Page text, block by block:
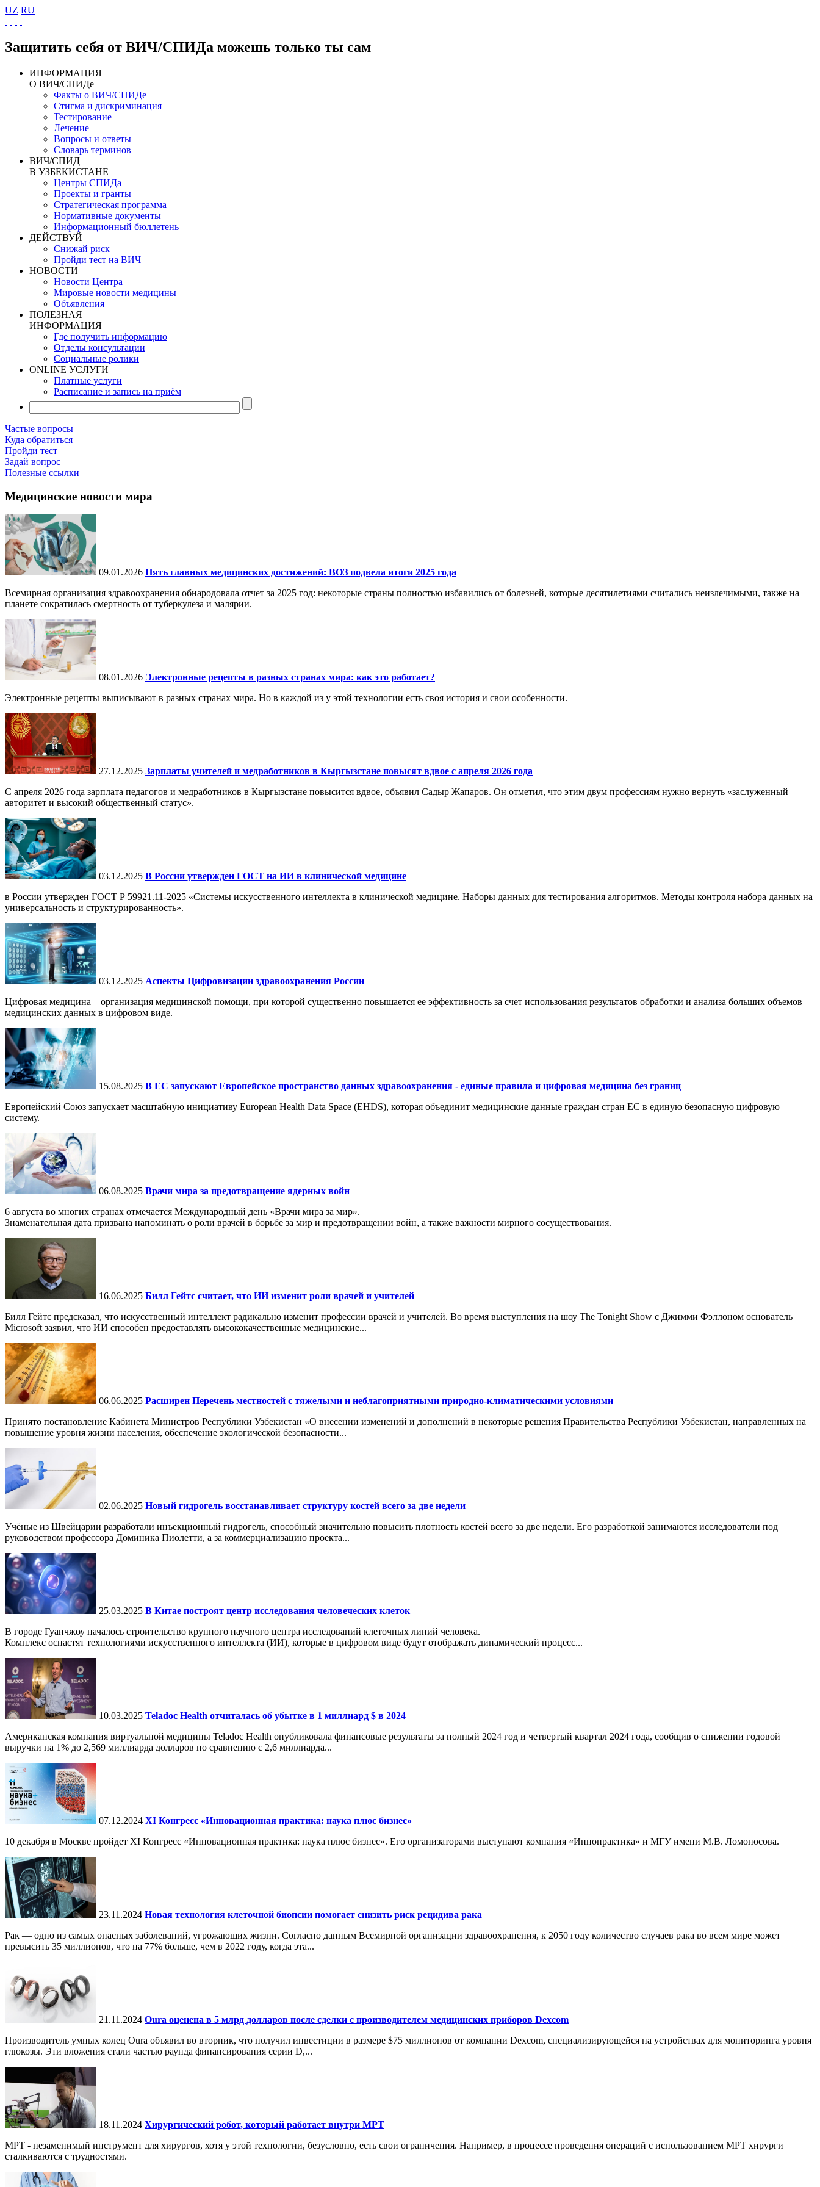
UZ RU
Защитить себя от ВИЧ/СПИДа можешь только ты сам
ИНФОРМАЦИЯ
О ВИЧ/СПИДе
Факты о ВИЧ/СПИДе
Стигма и дискриминация
Тестирование
Лечение
Вопросы и ответы
Словарь терминов
ВИЧ/СПИД
В УЗБЕКИСТАНЕ
Центры СПИДа
Проекты и гранты
Стратегическая программа
Нормативные документы
Информационный бюллетень
ДЕЙСТВУЙ
Снижай риск
Пройди тест на ВИЧ
НОВОСТИ
Новости Центра
Мировые новости медицины
Объявления
ПОЛЕЗНАЯ
ИНФОРМАЦИЯ
Где получить информацию
Отделы консультации
Социальные ролики
ONLINE УСЛУГИ
Платные услуги
Расписание и запись на приём
Частые вопросы
Куда обратиться
Пройди тест
Задай вопрос
Полезные ссылки
Медицинские новости мира
09.01.2026 Пять главных медицинских достижений: ВОЗ подвела итоги 2025 года
Всемирная организация здравоохранения обнародовала отчет за 2025 год: некоторые страны полностью избавились от болезней, которые десятилетиями считались неизлечимыми, также на
планете сократилась смертность от туберкулеза и малярии.
08.01.2026 Электронные рецепты в разных странах мира: как это работает?
Электронные рецепты выписывают в разных странах мира. Но в каждой из у этой технологии есть своя история и свои особенности.
27.12.2025 Зарплаты учителей и медработников в Кыргызстане повысят вдвое с апреля 2026 года
С апреля 2026 года зарплата педагогов и медработников в Кыргызстане повысится вдвое, объявил Садыр Жапаров. Он отметил, что этим двум профессиям нужно вернуть «заслуженный
авторитет и высокий общественный статус».
03.12.2025 В России утвержден ГОСТ на ИИ в клинической медицине
в России утвержден ГОСТ Р 59921.11-2025 «Системы искусственного интеллекта в клинической медицине. Наборы данных для тестирования алгоритмов. Методы контроля набора данных на
универсальность и структурированность».
03.12.2025 Аспекты Цифровизации здравоохранения России
Цифровая медицина – организация медицинской помощи, при которой существенно повышается ее эффективность за счет использования результатов обработки и анализа больших объемов
медицинских данных в цифровом виде.
15.08.2025 В ЕС запускают Европейское пространство данных здравоохранения - единые правила и цифровая медицина без границ
Европейский Союз запускает масштабную инициативу European Health Data Space (EHDS), которая объединит медицинские данные граждан стран ЕС в единую безопасную цифровую
систему.
06.08.2025 Врачи мира за предотвращение ядерных войн
6 августа во многих странах отмечается Международный день «Врачи мира за мир».
Знаменательная дата призвана напоминать о роли врачей в борьбе за мир и предотвращении войн, а также важности мирного сосуществования.
16.06.2025 Билл Гейтс считает, что ИИ изменит роли врачей и учителей
Билл Гейтс предсказал, что искусственный интеллект радикально изменит профессии врачей и учителей. Во время выступления на шоу The Tonight Show с Джимми Фэллоном основатель
Microsoft заявил, что ИИ способен предоставлять высококачественные медицинские...
06.06.2025 Расширен Перечень местностей с тяжелыми и неблагоприятными природно-климатическими условиями
Принято постановление Кабинета Министров Республики Узбекистан «О внесении изменений и дополнений в некоторые решения Правительства Республики Узбекистан, направленных на
повышение уровня жизни населения, обеспечение экологической безопасности...
02.06.2025 Новый гидрогель восстанавливает структуру костей всего за две недели
Учёные из Швейцарии разработали инъекционный гидрогель, способный значительно повысить плотность костей всего за две недели. Его разработкой занимаются исследователи под
руководством профессора Доминика Пиолетти, а за коммерциализацию проекта...
25.03.2025 В Китае построят центр исследования человеческих клеток
В городе Гуанчжоу началось строительство крупного научного центра исследований клеточных линий человека.
Комплекс оснастят технологиями искусственного интеллекта (ИИ), которые в цифровом виде будут отображать динамический процесс...
10.03.2025 Teladoc Health отчиталась об убытке в 1 миллиард $ в 2024
Американская компания виртуальной медицины Teladoc Health опубликовала финансовые результаты за полный 2024 год и четвертый квартал 2024 года, сообщив о снижении годовой
выручки на 1% до 2,569 миллиарда долларов по сравнению с 2,6 миллиарда...
07.12.2024 ХI Конгресс «Инновационная практика: наука плюс бизнес»
10 декабря в Москве пройдет XI Конгресс «Инновационная практика: наука плюс бизнес». Его организаторами выступают компания «Иннопрактика» и МГУ имени М.В. Ломоносова.
23.11.2024 Новая технология клеточной биопсии помогает снизить риск рецидива рака
Рак — одно из самых опасных заболеваний, угрожающих жизни. Согласно данным Всемирной организации здравоохранения, к 2050 году количество случаев рака во всем мире может
превысить 35 миллионов, что на 77% больше, чем в 2022 году, когда эта...
21.11.2024 Oura оценена в 5 млрд долларов после сделки с производителем медицинских приборов Dexcom
Производитель умных колец Oura объявил во вторник, что получил инвестиции в размере $75 миллионов от компании Dexcom, специализирующейся на устройствах для мониторинга уровня
глюкозы. Эти вложения стали частью раунда финансирования серии D,...
18.11.2024 Хирургический робот, который работает внутри МРТ
МРТ - незаменимый инструмент для хирургов, хотя у этой технологии, безусловно, есть свои ограничения. Например, в процессе проведения операций с использованием МРТ хирурги
сталкиваются с трудностями.